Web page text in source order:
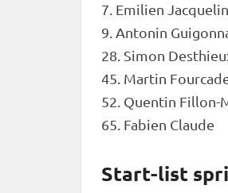
7. Emilien Jacquelin
9. Antonin
28. Simon
45. Martin
52. Quentin Fillon-
65. Fabien Claude
Start-list